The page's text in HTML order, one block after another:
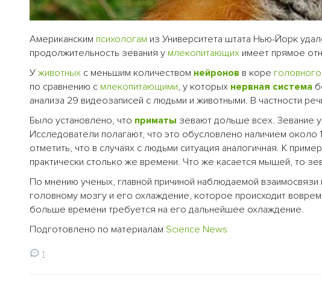
Американским психологам из Университета штата Нью-Йорк
продолжительность зевания у млекопитающих имеет прямое
У животных с меньшим количеством нейронов в коре головного
по сравнению с млекопитающими, у которых нервная система
анализа 29 видеозаписей с людьми и животными. В частности
Было установлено, что приматы зевают дольше всех. Зевание
Исследователи полагают, что это обусловлено наличием
отметить, что в случаях с людьми ситуация аналогичная. К
практически столько же времени. Что же касается мышей, то
По мнению ученых, главной причиной наблюдаемой
головному мозгу и его охлаждение, которое происходит
больше времени требуется на его дальнейшее охлаждение.
Подготовлено по материалам Science News
1